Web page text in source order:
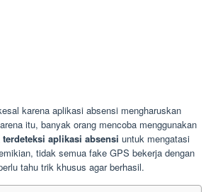
karena aplikasi absensi mengharuskan
itu, banyak orang mencoba menggunakan
aplikasi absensi untuk mengatasi
tidak semua fake GPS bekerja dengan
tahu trik khusus agar berhasil.